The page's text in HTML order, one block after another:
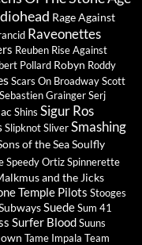
Rage Against
Raveonettes
Reuben Rise Against
Pollard Robyn Roddy
Scars On BroadwayScott
Sebastien GraingerSerj
Shins Sigur Ros
SlipknotSliverSmashing
of the SeaSoulfly
Speedy OrtizSpinnerette
and the Jicks
Temple Pilots Stooges
SuedeSum 41
Surfer BloodSuuns
Tame Impala Team